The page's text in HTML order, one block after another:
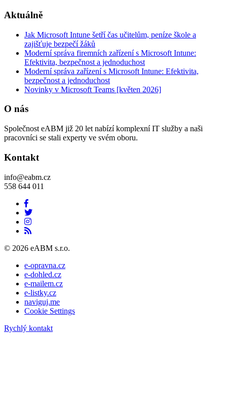
Aktuálně
Jak Microsoft Intune šetří čas učitelům, peníze škole a
zajišťuje bezpečí žáků
Moderní správa firemních zařízení s Microsoft Intune:
Efektivita, bezpečnost a jednoduchost
Moderní správa zařízení s Microsoft Intune: Efektivita,
bezpečnost a jednoduchost
Novinky v Microsoft Teams [květen 2026]
O nás
Společnost eABM již 20 let nabízí komplexní IT služby a naši
pracovníci se stali experty ve svém oboru.
Kontakt
info@eabm.cz
558 644 011
© 2026 eABM s.r.o.
e-opravna.cz
e-dohled.cz
e-mailem.cz
e-listky.cz
naviguj.me
Cookie Settings
Rychlý kontakt